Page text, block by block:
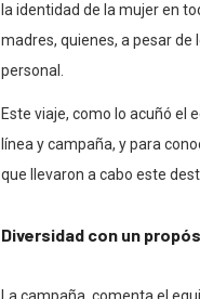
la identidad de la mujer en
madres, quienes, a pesar
personal.
Este viaje, como lo acuñó el
línea y campaña, y para
que llevaron a cabo este
Diversidad con un